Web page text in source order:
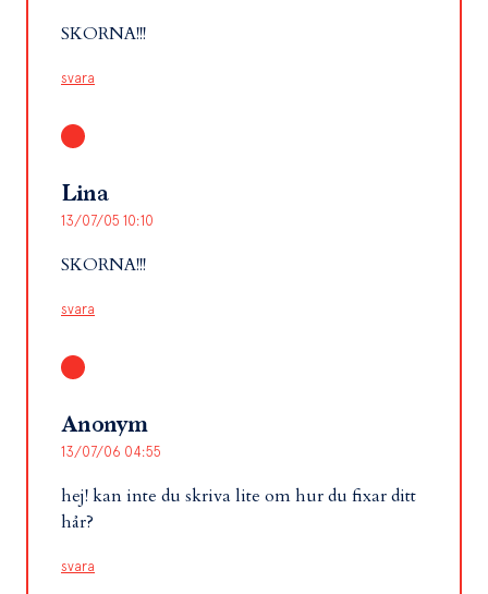
SKORNA!!!
svara
Lina
13/07/05 10:10
SKORNA!!!
svara
Anonym
13/07/06 04:55
hej! kan inte du skriva lite om hur du fixar ditt
hår?
svara